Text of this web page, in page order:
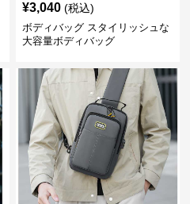
¥3,040 (税込)
ボディバッグ スタイリッシュな
大容量ボディバッグ